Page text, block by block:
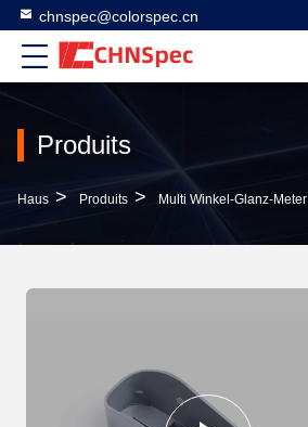
chnspec@colorspec.cn
Produits
Haus > Produits > Multi Winkel-Glanz-Meter